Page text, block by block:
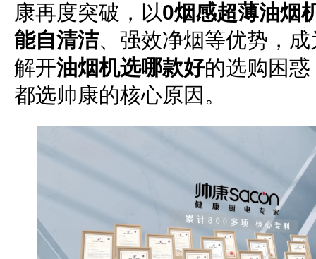
康再度突破，以0烟感超薄油烟
能自清洁、强效净烟等优势，成
解开油烟机选哪款好的选购困
都选帅康的核心原因。